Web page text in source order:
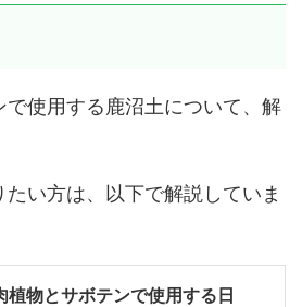
で使用する鹿沼土について、解
い方は、以下で解説していま
植物とサボテンで使用する日